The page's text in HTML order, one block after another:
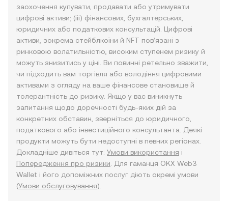
заохочення купувати, продавати або утримувати
цифрові активи; (iii) фінансових, бухгалтерських,
юридичних або податкових консультацій. Цифрові
активи, зокрема стейблкоїни й NFT пов’язані з
ринковою волатильністю, високим ступенем ризику й
можуть знизитись у ціні. Ви повинні ретельно зважити,
чи підходить вам торгівля або володіння цифровими
активами з огляду на ваше фінансове становище й
толерантність до ризику. Якщо у вас виникнуть
запитання щодо доречності будь-яких дій за
конкретних обставин, зверніться до юридичного,
податкового або інвестиційного консультанта. Деякі
продукти можуть бути недоступні в певних регіонах.
Докладніше дивіться тут: Умови використання і
Попередження про ризики . Для гаманця OKX Web3
Wallet і його допоміжних послуг діють окремі умови
(Умови обслуговування).